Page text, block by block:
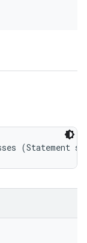
(Statement